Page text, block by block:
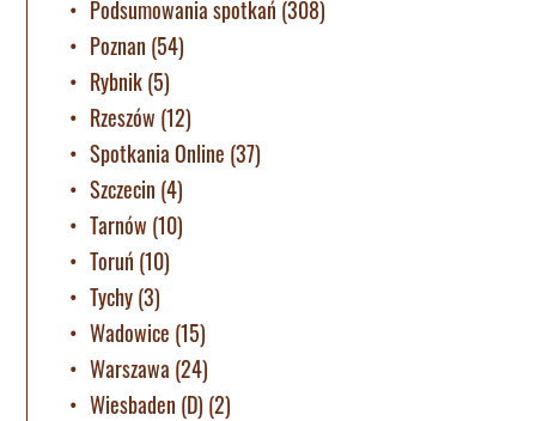
Podsumowania spotkań (308)
Poznan (54)
Rybnik(5)
Rzeszów (12)
Spotkania Online (37)
Szczecin (4)
Tarnów (10)
Toruń (10)
Tychy(3)
Wadowice (15)
Warszawa (24)
Wiesbaden (D) (2)